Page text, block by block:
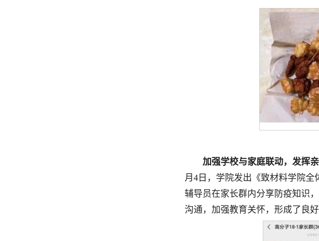
加强学校与家庭联动，发挥
月4日，学院发出《致材料学院
辅导员在家长群内分享防疫知识
沟通，加强教育关怀，形成了良